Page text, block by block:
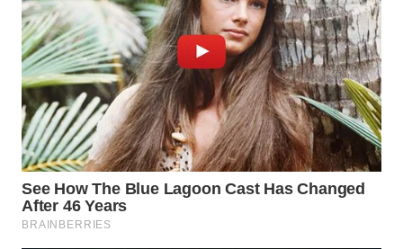
WN
PAKPAK
WN
KARAWANG
WN
BEKASI